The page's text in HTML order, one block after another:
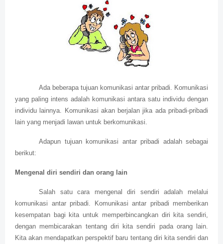
Ada beberapa tujuan komunikasi antar pribadi. Komunikasi
yang paling intens adalah komunikasi antara satu individu dengan
individu lainnya. Komunikasi akan berjalan jika ada pribadi-pribadi
lain yang menjadi lawan untuk berkomunikasi.
Adapun tujuan komunikasi antar pribadi adalah sebagai
berikut:
Mengenal diri sendiri dan orang lain
Salah satu cara mengenal diri sendiri adalah melalui
komunikasi antar pribadi. Komunikasi antar pribadi memberikan
kesempatan bagi kita untuk memperbincangkan diri kita sendiri,
dengan membicarakan tentang diri kita sendiri pada orang lain.
Kita akan mendapatkan perspektif baru tentang diri kita sendiri dan